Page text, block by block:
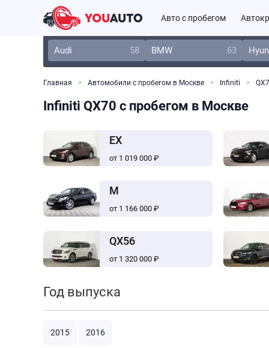
Авто с пробегом
Audi 58 BMW 63
Главная Автомобили с пробегом в Москве Infiniti
Infiniti QX70 с пробегом в Москве
EX
от 1 019 000 ₽
M
от 1 166 000 ₽
QX56
от 1 320 000 ₽
Год выпуска
2015 2016